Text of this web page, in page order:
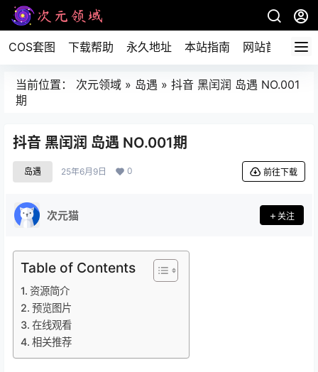
COS套图 下载帮助 永久地址 本站指南 网站首页
当前位置： 次元领域 » 岛遇 » 抖音 黑闰润 岛遇 NO.001
期
抖音 黑闰润 岛遇 NO.001期
岛遇 25年6月9日 0 前往下载
次元猫 关注
Table of Contents
资源简介
预览图片
在线观看
相关推荐